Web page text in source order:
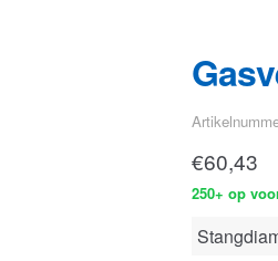
€60,43
250+ op